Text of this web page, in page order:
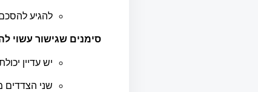
להגיע
סימנים שגישור עשוי
יש עדיין
שני הצדדים